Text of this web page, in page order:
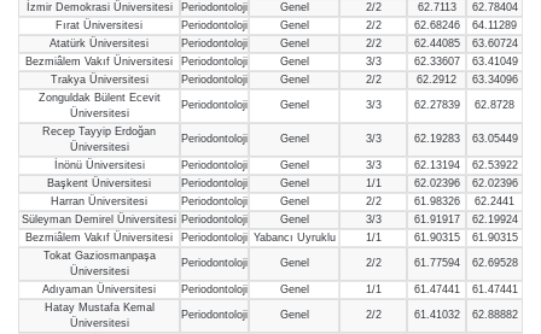
İzmir Demokrasi Üniversitesi
Periodontoloji Genel 2/2 62.7113
62.78404
Fırat Üniversitesi
Periodontoloji Genel 2/2 62.68246
64.11289
Atatürk Üniversitesi
Periodontoloji Genel 2/2 62.44085
63.60724
Bezmiâlem Vakıf Üniversitesi
Periodontoloji Genel 3/3 62.33607
63.41049
Trakya Üniversitesi
Periodontoloji Genel 2/2 62.2912
63.34096
Zonguldak Bülent Ecevit
Üniversitesi
Periodontoloji Genel 3/3 62.27839 62.8728
Recep Tayyip Erdoğan
Üniversitesi
Periodontoloji Genel 3/3 62.19283 63.05449
İnönü Üniversitesi Periodontoloji Genel 3/3 62.13194
62.53922
Başkent Üniversitesi
Periodontoloji Genel 1/1 62.02396
62.02396
Harran Üniversitesi
Periodontoloji Genel 2/2 61.98326
62.2441
Süleyman Demirel Üniversitesi Periodontoloji Genel 3/3 61.91917
62.19924
Bezmiâlem Vakıf Üniversitesi
Periodontoloji Yabancı Uyruklu 1/1 61.90315
61.90315
Tokat Gaziosmanpaşa
Üniversitesi
Periodontoloji Genel 2/2 61.77594 62.69528
Adıyaman Üniversitesi Periodontoloji Genel 1/1 61.47441
61.47441
Hatay Mustafa Kemal
Üniversitesi
Periodontoloji Genel 2/2 61.41032 62.88882